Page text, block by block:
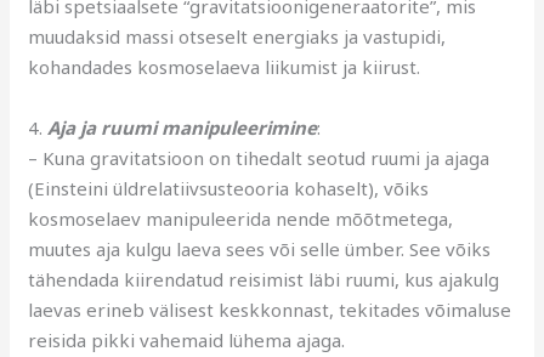
läbi spetsiaalsete “gravitatsioonigeneraatorite”, mis
muudaksid massi otseselt energiaks ja vastupidi,
kohandades kosmoselaeva liikumist ja kiirust.
4. Aja ja ruumi manipuleerimine:
– Kuna gravitatsioon on tihedalt seotud ruumi ja ajaga
(Einsteini üldrelatiivsusteooria kohaselt), võiks
kosmoselaev manipuleerida nende mõõtmetega,
muutes aja kulgu laeva sees või selle ümber. See võiks
tähendada kiirendatud reisimist läbi ruumi, kus ajakulg
laevas erineb välisest keskkonnast, tekitades võimaluse
reisida pikki vahemaid lühema ajaga.